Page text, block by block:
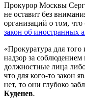
Прокурор Москвы
не оставит без
организаций о том,
закон об иностранных
«Прокуратура для того
надзор за
должностные лица
что для кого-то закон
нет, то они глубоко
Куденев.